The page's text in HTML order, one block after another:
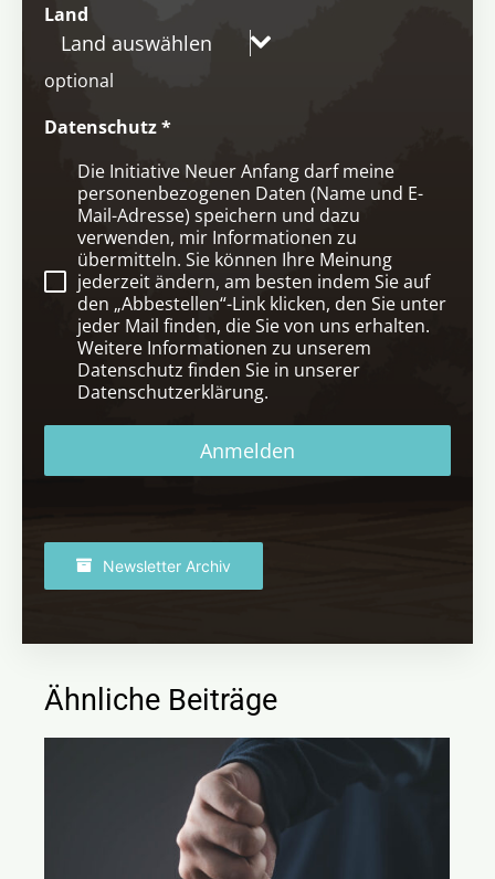
Land
Land auswählen
optional
Datenschutz*
Die Initiative Neuer Anfang darf meine
personenbezogenen Daten (Name und E-
Mail-Adresse) speichern und dazu
verwenden, mir Informationen zu
übermitteln. Sie können Ihre Meinung
jederzeit ändern, am besten indem Sie auf
den „Abbestellen“-Link klicken, den Sie unter
jeder Mail finden, die Sie von uns erhalten.
Weitere Informationen zu unserem
Datenschutz finden Sie in unserer
Datenschutzerklärung.
Anmelden
Newsletter Archiv
Ähnliche Beiträge